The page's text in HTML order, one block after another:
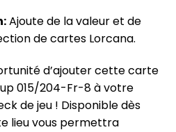
Ajoute de la valeur et de
de cartes Lorcana.
d’ajouter cette carte
015/204-Fr-8 à votre
de jeu ! Disponible dès
lieu vous permettra